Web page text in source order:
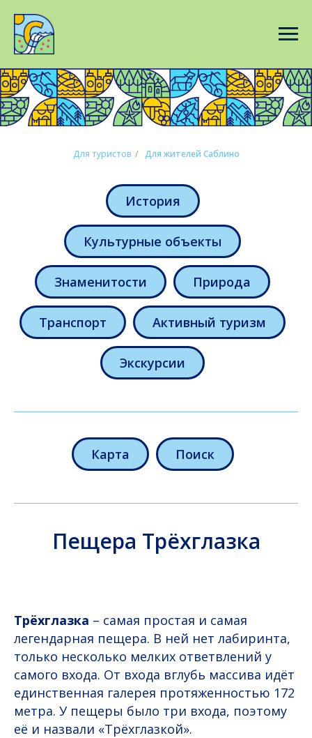
Для туристов / Для жителей Саблино
История
Культурные объекты
Знаменитости Природа
Транспорт Активный туризм
Экскурсии
Карта Поиск
Пещера Трёхглазка
Трёхглазка – самая простая и самая
легендарная пещера. В ней нет лабиринта,
только несколько мелких ответвлений у
самого входа. От входа вглубь массива идёт
единственная галерея протяженностью 172
метра. У пещеры было три входа, поэтому
её и назвали «Трёхглазкой».